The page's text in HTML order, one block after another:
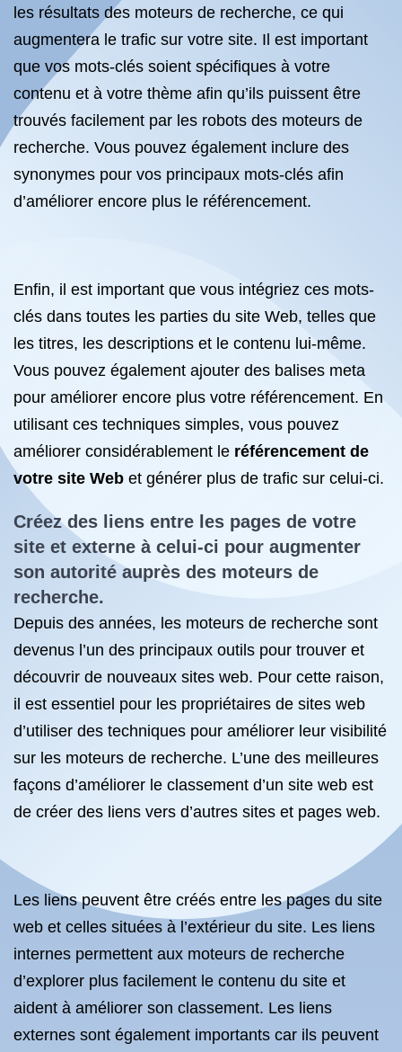
les résultats des moteurs de recherche, ce qui
augmentera le trafic sur votre site. Il est important
que vos mots-clés soient spécifiques à votre
contenu et à votre thème afin qu’ils puissent être
trouvés facilement par les robots des moteurs de
recherche. Vous pouvez également inclure des
synonymes pour vos principaux mots-clés afin
d’améliorer encore plus le référencement.
Enfin, il est important que vous intégriez ces mots-
clés dans toutes les parties du site Web, telles que
les titres, les descriptions et le contenu lui-même.
Vous pouvez également ajouter des balises meta
pour améliorer encore plus votre référencement. En
utilisant ces techniques simples, vous pouvez
améliorer considérablement le référencement de
votre site Web et générer plus de trafic sur celui-ci.
Créez des liens entre les pages de votre
site et externe à celui-ci pour augmenter
son autorité auprès des moteurs de
recherche.
Depuis des années, les moteurs de recherche sont
devenus l’un des principaux outils pour trouver et
découvrir de nouveaux sites web. Pour cette raison,
il est essentiel pour les propriétaires de sites web
d’utiliser des techniques pour améliorer leur visibilité
sur les moteurs de recherche. L’une des meilleures
façons d’améliorer le classement d’un site web est
de créer des liens vers d’autres sites et pages web.
Les liens peuvent être créés entre les pages du site
web et celles situées à l’extérieur du site. Les liens
internes permettent aux moteurs de recherche
d’explorer plus facilement le contenu du site et
aident à améliorer son classement. Les liens
externes sont également importants car ils peuvent